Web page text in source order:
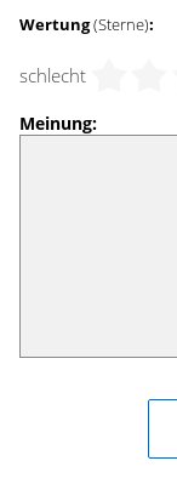
Wertung(Sterne):
schlecht
Meinung: